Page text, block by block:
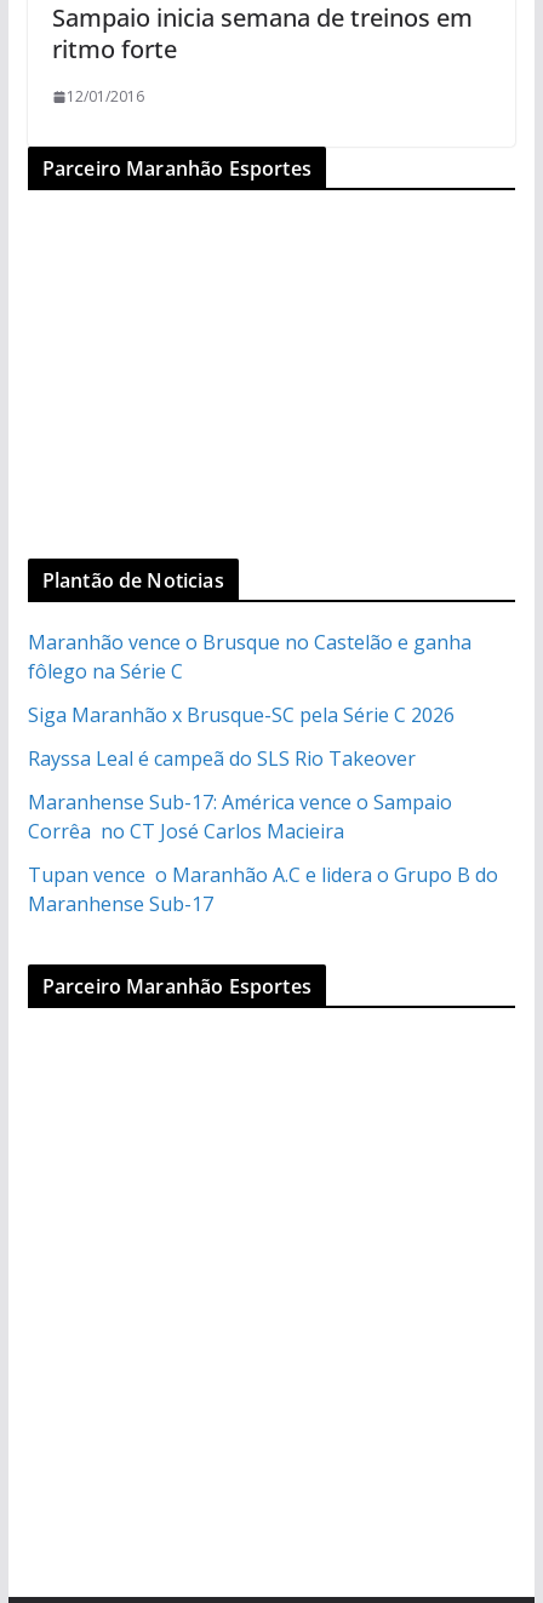
Sampaio inicia semana de treinos em
ritmo forte
12/01/2016
Parceiro Maranhão Esportes
Plantão de Noticias
Maranhão vence o Brusque no Castelão e ganha
fôlego na Série C
Siga Maranhão x Brusque-SC pela Série C 2026
Rayssa Leal é campeã do SLS Rio Takeover
Maranhense Sub-17: América vence o Sampaio
Corrêa no CT José Carlos Macieira
Tupan vence o Maranhão A.C e lidera o Grupo B do
Maranhense Sub-17
Parceiro Maranhão Esportes